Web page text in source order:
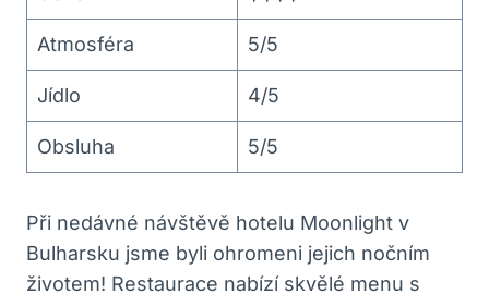
Atmosféra 5/5
Jídlo 4/5
Obsluha 5/5
Při nedávné návštěvě hotelu Moonlight v
Bulharsku jsme byli ohromeni jejich nočním
životem! Restaurace nabízí skvělé menu s